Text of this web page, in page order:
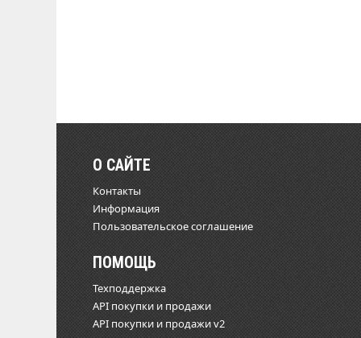
О САЙТЕ
Контакты
Информация
Пользовательское соглашение
ПОМОЩЬ
Техподдержка
API покупки и продажи
API покупки и продажи v2